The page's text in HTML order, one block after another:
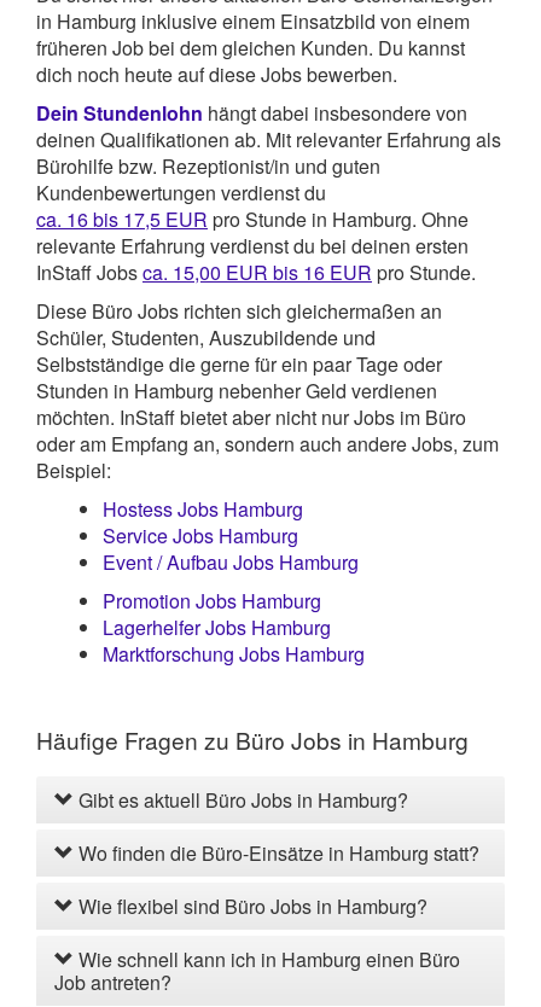
in Hamburg inklusive einem Einsatzbild von einem
früheren Job bei dem gleichen Kunden. Du kannst
dich noch heute auf diese Jobs bewerben.
Dein Stundenlohn hängt dabei insbesondere von
deinen Qualifikationen ab. Mit relevanter Erfahrung als
Bürohilfe bzw. Rezeptionist/in und guten
Kundenbewertungen verdienst du
ca. 16 bis 17,5 EUR pro Stunde in Hamburg. Ohne
relevante Erfahrung verdienst du bei deinen ersten
InStaff Jobsca. 15,00 EUR bis 16 EUR pro Stunde.
Diese Büro Jobs richten sich gleichermaßen an
Schüler, Studenten, Auszubildende und
Selbstständige die gerne für ein paar Tage oder
Stunden in Hamburg nebenher Geld verdienen
möchten. InStaff bietet aber nicht nur Jobs im Büro
oder am Empfang an, sondern auch andere Jobs, zum
Beispiel:
Hostess Jobs Hamburg
Service Jobs Hamburg
Event / Aufbau Jobs Hamburg
Promotion Jobs Hamburg
Lagerhelfer Jobs Hamburg
Marktforschung Jobs Hamburg
Häufige Fragen zu Büro Jobs in Hamburg
Gibt es aktuell Büro Jobs in Hamburg?
Wo finden die Büro-Einsätze in Hamburg statt?
Wie flexibel sind Büro Jobs in Hamburg?
Wie schnell kann ich in Hamburg einen Büro
Job antreten?